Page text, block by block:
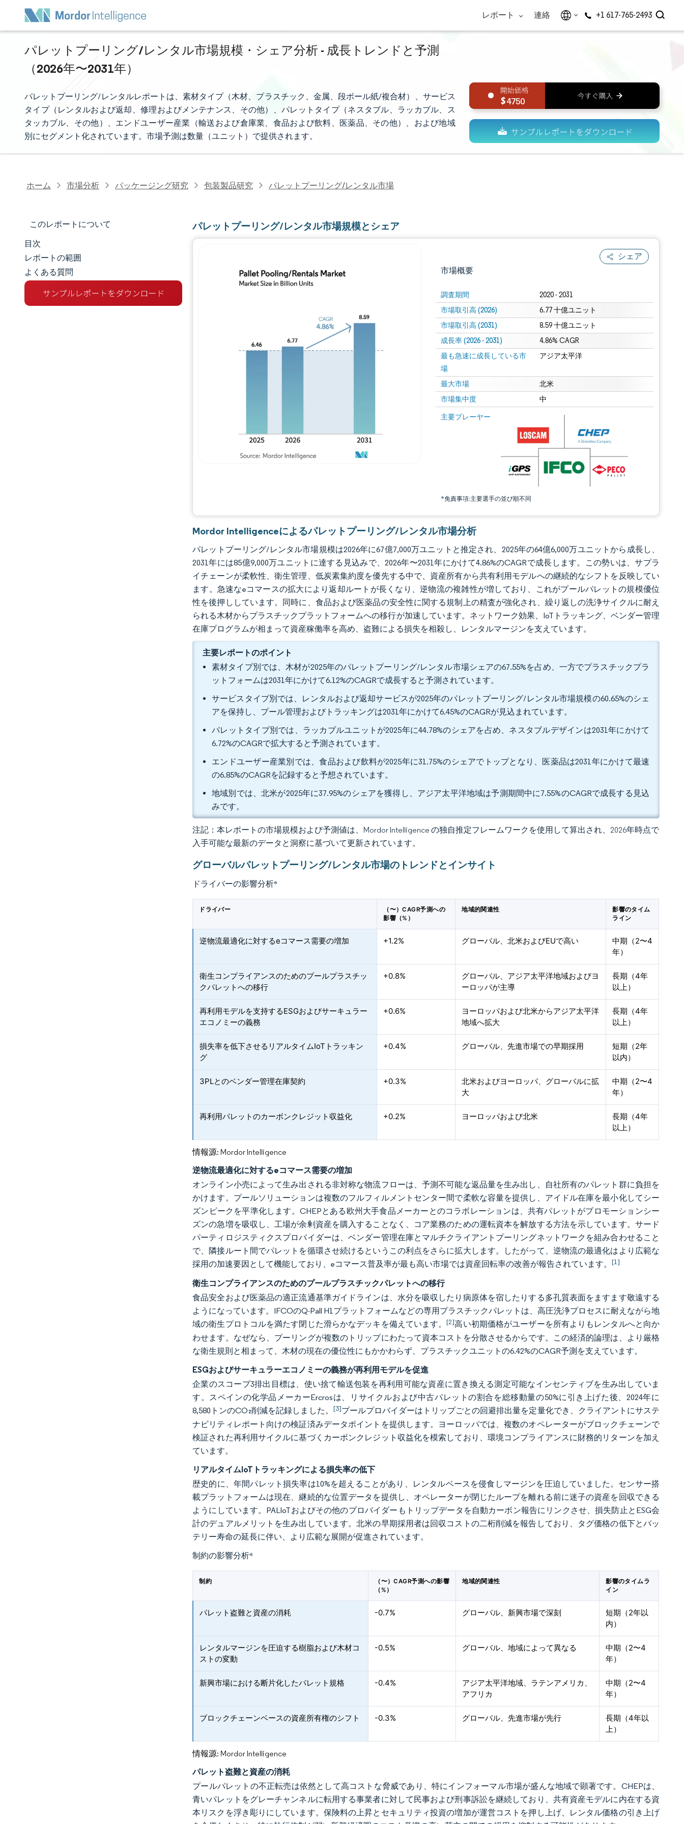
レポート 連絡 +1 617-765-2493
パレットプーリング/レンタル市場規模・シェア分析 - 成長トレンドと予測
（2026年〜2031年）
パレットプーリング/レンタルレポートは、素材タイプ（木材、プラスチック、金属、段ボール紙/複合材）、サービス
タイプ（レンタルおよび返却、修理およびメンテナンス、その他）、パレットタイプ（ネスタブル、ラッカブル、ス
タッカブル、その他）、エンドユーザー産業（輸送および倉庫業、食品および飲料、医薬品、その他）、および地域
別にセグメント化されています。市場予測は数量（ユニット）で提供されます。
4750
ホーム 市場分析 パッケージング研究 包装製品研究 パレットプーリング/レンタル市場
このレポートについて
市場規模とシェア
市場分析
トレンドとインサイト
目次
レポートの範囲
よくある質問
パレットプーリング/レンタル市場規模とシェア
シェア
市場概要
調査期間 2020 - 2031
市場取引高 (2026) 6.77 十億ユニット
市場取引高 (2031) 8.59 十億ユニット
成長率 (2026 - 2031) 4.86% CAGR
最も急速に成長している市
場
アジア太平洋
最大市場 北米
市場集中度 中
主要プレーヤー
*免責事項:主要選手の並び順不同
画像 © Mordor Intelligence。再利用にはCC BY 4.0の表示が必要です。
画像 © Mordor Intelligence。再利用にはCC BY 4.0の表示が必要です。
Mordor Intelligenceによるパレットプーリング/レンタル市場分析
パレットプーリング/レンタル市場規模は2026年に67億7,000万ユニットと推定され、2025年の64億6,000万ユニットから成長し、
2031年には85億9,000万ユニットに達する見込みで、2026年〜2031年にかけて4.86%のCAGRで成長します。この勢いは、サプラ
イチェーンが柔軟性、衛生管理、低炭素集約度を優先する中で、資産所有から共有利用モデルへの継続的なシフトを反映してい
ます。急速なeコマースの拡大により返却ルートが長くなり、逆物流の複雑性が増しており、これがプールパレットの規模優位
性を後押ししています。同時に、食品および医薬品の安全性に関する規制上の精査が強化され、繰り返しの洗浄サイクルに耐え
られる木材からプラスチックプラットフォームへの移行が加速しています。ネットワーク効果、IoTトラッキング、ベンダー管理
在庫プログラムが相まって資産稼働率を高め、盗難による損失を相殺し、レンタルマージンを支えています。
主要レポートのポイント
素材タイプ別では、木材が2025年のパレットプーリング/レンタル市場シェアの67.55%を占め、一方でプラスチックプラ
ットフォームは2031年にかけて6.12%のCAGRで成長すると予測されています。
サービスタイプ別では、レンタルおよび返却サービスが2025年のパレットプーリング/レンタル市場規模の60.65%のシェ
アを保持し、プール管理およびトラッキングは2031年にかけて6.45%のCAGRが見込まれています。
パレットタイプ別では、ラッカブルユニットが2025年に44.78%のシェアを占め、ネスタブルデザインは2031年にかけて
6.72%のCAGRで拡大すると予測されています。
エンドユーザー産業別では、食品および飲料が2025年に31.75%のシェアでトップとなり、医薬品は2031年にかけて最速
の6.85%のCAGRを記録すると予想されています。
地域別では、北米が2025年に37.95%のシェアを獲得し、アジア太平洋地域は予測期間中に7.55%のCAGRで成長する見込
みです。
注記：本レポートの市場規模および予測値は、Mordor Intelligence の独自推定フレームワークを使用して算出され、2026年時点で
入手可能な最新のデータと洞察に基づいて更新されています。
グローバルパレットプーリング/レンタル市場のトレンドとインサイト
ドライバーの影響分析*
ドライバー
（〜）CAGR予測への
影響（%）
地域的関連性
影響のタイム
ライン
逆物流最適化に対するeコマース需要の増加 +1.2% グローバル、北米およびEUで高い
中期（2〜4
年）
衛生コンプライアンスのためのプールプラスチッ
クパレットへの移行
+0.8%
グローバル、アジア太平洋地域およびヨ
ーロッパが主導
長期（4年
以上）
再利用モデルを支持するESGおよびサーキュラー
エコノミーの義務
+0.6%
ヨーロッパおよび北米からアジア太平洋
地域へ拡大
長期（4年
以上）
損失率を低下させるリアルタイムIoTトラッキン
グ
+0.4% グローバル、先進市場での早期採用
短期（2年
以内）
3PLとのベンダー管理在庫契約 +0.3%
北米およびヨーロッパ、グローバルに拡
大
中期（2〜4
年）
再利用パレットのカーボンクレジット収益化 +0.2% ヨーロッパおよび北米
長期（4年
以上）
情報源: Mordor Intelligence
逆物流最適化に対するeコマース需要の増加
オンライン小売によって生み出される非対称な物流フローは、予測不可能な返品量を生み出し、自社所有のパレット群に負担を
かけます。プールソリューションは複数のフルフィルメントセンター間で柔軟な容量を提供し、アイドル在庫を最小化してシー
ズンピークを平準化します。CHEPとある欧州大手食品メーカーとのコラボレーションは、共有パレットがプロモーションシー
ズンの急増を吸収し、工場が余剰資産を購入することなく、コア業務のための運転資本を解放する方法を示しています。サード
パーティロジスティクスプロバイダーは、ベンダー管理在庫とマルチクライアントプーリングネットワークを組み合わせること
で、隣接ルート間でパレットを循環させ続けるというこの利点をさらに拡大します。したがって、逆物流の最適化はより広範な
採用の加速要因として機能しており、eコマース普及率が最も高い市場では資産回転率の改善が報告されています。[1]
衛生コンプライアンスのためのプールプラスチックパレットへの移行
食品安全および医薬品の適正流通基準ガイドラインは、水分を吸収したり病原体を宿したりする多孔質表面をますます敬遠する
ようになっています。IFCOのQ-Pall H1プラットフォームなどの専用プラスチックパレットは、高圧洗浄プロセスに耐えながら地
域の衛生プロトコルを満たす閉じた滑らかなデッキを備えています。[2]高い初期価格がユーザーを所有よりもレンタルへと向か
わせます。なぜなら、プーリングが複数のトリップにわたって資本コストを分散させるからです。この経済的論理は、より厳格
な衛生規則と相まって、木材の現在の優位性にもかかわらず、プラスチックユニットの6.42%のCAGR予測を支えています。
ESGおよびサーキュラーエコノミーの義務が再利用モデルを促進
企業のスコープ3排出目標は、使い捨て輸送包装を再利用可能な資産に置き換える測定可能なインセンティブを生み出していま
す。スペインの化学品メーカーErcrosは、リサイクルおよび中古パレットの割合を総移動量の50%に引き上げた後、2024年に
8,580トンのCO₂削減を記録しました。 [3]プールプロバイダーはトリップごとの回避排出量を定量化でき、クライアントにサステ
ナビリティレポート向けの検証済みデータポイントを提供します。ヨーロッパでは、複数のオペレーターがブロックチェーンで
検証された再利用サイクルに基づくカーボンクレジット収益化を模索しており、環境コンプライアンスに財務的リターンを加え
ています。
リアルタイムIoTトラッキングによる損失率の低下
歴史的に、年間パレット損失率は10%を超えることがあり、レンタルベースを侵食しマージンを圧迫していました。センサー搭
載プラットフォームは現在、継続的な位置データを提供し、オペレーターが閉じたループを離れる前に迷子の資産を回収できる
ようにしています。PALIoTおよびその他のプロバイダーもトリップデータを自動カーボン報告にリンクさせ、損失防止とESG会
計のデュアルメリットを生み出しています。北米の早期採用者は回収コストの二桁削減を報告しており、タグ価格の低下とバッ
テリー寿命の延長に伴い、より広範な展開が促進されています。
制約の影響分析*
制約
（〜）CAGR予測への影響
（%）
地域的関連性
影響のタイムラ
イン
パレット盗難と資産の消耗 -0.7% グローバル、新興市場で深刻
短期（2年以
内）
レンタルマージンを圧迫する樹脂および木材コ
ストの変動
-0.5% グローバル、地域によって異なる
中期（2〜4
年）
新興市場における断片化したパレット規格 -0.4%
アジア太平洋地域、ラテンアメリカ、
アフリカ
中期（2〜4
年）
ブロックチェーンベースの資産所有権のシフト -0.3% グローバル、先進市場が先行
長期（4年以
上）
情報源: Mordor Intelligence
パレット盗難と資産の消耗
プールパレットの不正転売は依然として高コストな脅威であり、特にインフォーマル市場が盛んな地域で顕著です。CHEPは、
青いパレットをグレーチャンネルに転用する事業者に対して民事および刑事訴訟を継続しており、共有資産モデルに内在する資
本リスクを浮き彫りにしています。保険料の上昇とセキュリティ投資の増加が運営コストを押し上げ、レンタル価格の引き上げ